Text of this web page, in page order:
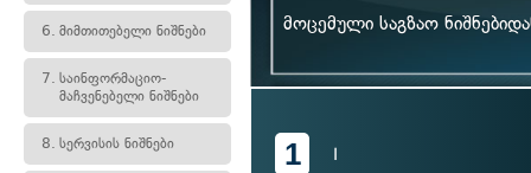
6. მიმთითებელი ნიშნები
7. საინფორმაციო-
მაჩვენებელი ნიშნები
8. სერვისის ნიშნები
მოცემული საგზაო
1 I